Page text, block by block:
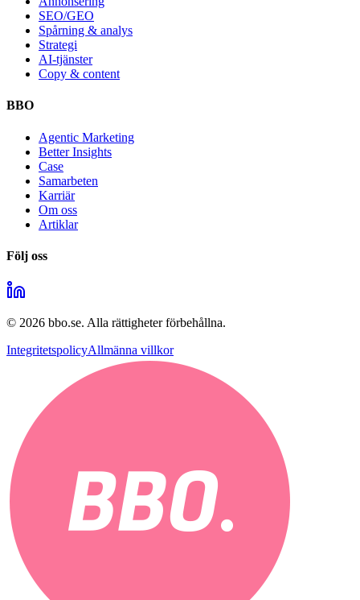
SEO/GEO
Spårning & analys
Strategi
AI-tjänster
Copy & content
BBO
Agentic Marketing
Better Insights
Case
Samarbeten
Karriär
Om oss
Artiklar
Följ oss
© 2026 bbo.se. Alla rättigheter förbehållna.
IntegritetspolicyAllmänna villkor